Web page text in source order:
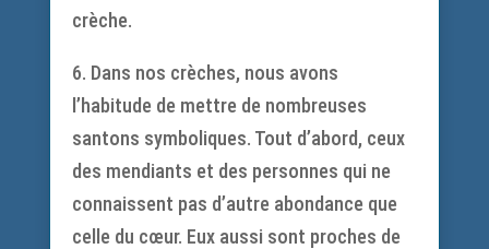
crèche.
6. Dans nos crèches, nous avons
l’habitude de mettre de nombreuses
santons symboliques. Tout d’abord, ceux
des mendiants et des personnes qui ne
connaissent pas d’autre abondance que
celle du cœur. Eux aussi sont proches de